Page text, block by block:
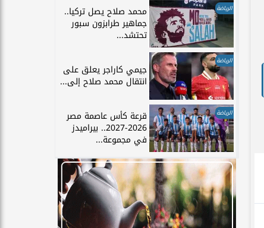
الرياضة محمد صلاح يصل تركيا..
جماهير طرابزون سبور
تحتشد...
الرياضة
جيمي كاراجر يعلق على
انتقال محمد صلاح إلى...
الرياضة قرعة كأس عاصمة مصر
2026-2027.. بيراميدز
في مجموعة...